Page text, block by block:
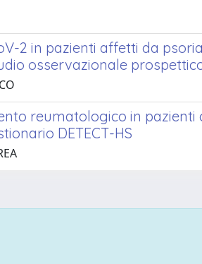
2 in pazienti affetti da
osservazionale
reumatologico in
DETECT-HS